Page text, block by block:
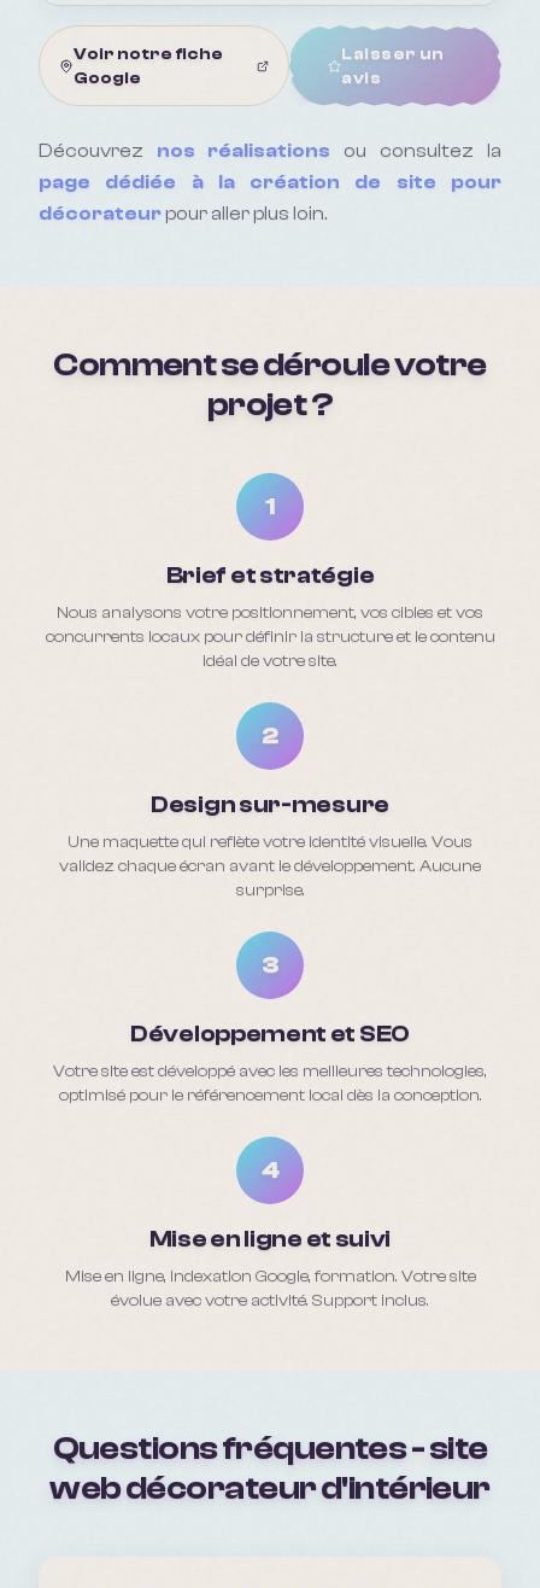
Voir notre fiche
Google
Laisser un
avis
Découvrez nos réalisations ou consultez la
page dédiée à la création de site pour
décorateurpour aller plus loin.
Comment se déroule votre
projet ?
1
Brief et stratégie
Nous analysons votre positionnement, vos cibles et vos
concurrents locaux pour définir la structure et le contenu
idéal de votre site.
2
Design sur-mesure
Une maquette qui reflète votre identité visuelle. Vous
validez chaque écran avant le développement. Aucune
surprise.
3
Développement et SEO
Votre site est développé avec les meilleures technologies,
optimisé pour le référencement local dès la conception.
4
Mise en ligne et suivi
Mise en ligne, indexation Google, formation. Votre site
évolue avec votre activité. Support inclus.
Questions fréquentes - site
web décorateur d'intérieur